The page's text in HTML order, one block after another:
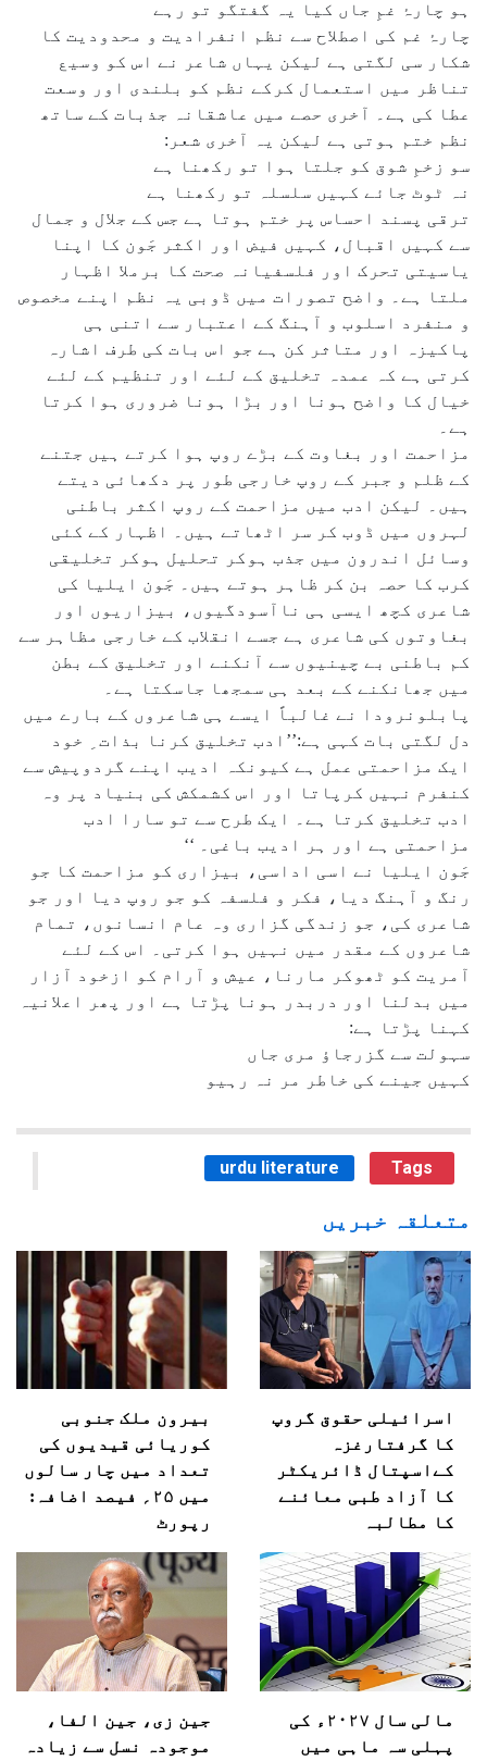
ہو چارۂ غمِ جاں کیا یہ گفتگو تو رہے
چارۂ غم کی اصطلاح سے نظم انفرادیت و محدودیت کا
شکار سی لگتی ہے لیکن یہاں شاعر نے اس کو وسیع
تناظر میں استعمال کرکے نظم کو بلندی اور وسعت
عطا کی ہے۔ آخری حصے میں عاشقانہ جذبات کے ساتھ
نظم ختم ہوتی ہے لیکن یہ آخری شعر:
سو زخمِ شوق کو جلتا ہوا تو رکھنا ہے
نہ ٹوٹ جائے کہیں سلسلہ تو رکھنا ہے
ترقی پسند احساس پر ختم ہوتا ہے جس کے جلال و جمال
سے کہیں اقبال، کہیں فیض اور اکثر جَون کا اپنا
یاسیتی تحرک اور فلسفیانہ صحت کا برملا اظہار
ملتا ہے۔ واضح تصورات میں ڈوبی یہ نظم اپنے مخصوص
و منفرد اسلوب و آہنگ کے اعتبار سے اتنی ہی
پاکیزہ اور متاثر کن ہے جو اس بات کی طرف اشارہ
کرتی ہے کہ عمدہ تخلیق کے لئے اور تنظیم کے لئے
خیال کا واضح ہونا اور بڑا ہونا ضروری ہوا کرتا
ہے۔
مزاحمت اور بغاوت کے بڑے روپ ہوا کرتے ہیں جتنے
کے ظلم و جبر کے روپ خارجی طور پر دکھائی دیتے
ہیں۔ لیکن ادب میں مزاحمت کے روپ اکثر باطنی
لہروں میں ڈوب کر سر اٹھاتے ہیں۔ اظہار کے کئی
وسائل اندرون میں جذب ہوکر تحلیل ہوکر تخلیقی
کرب کا حصہ بن کر ظاہر ہوتے ہیں۔ جَون ایلیا کی
شاعری کچھ ایسی ہی ناآسودگیوں، بیزاریوں اور
بغاوتوں کی شاعری ہے جسے انقلاب کے خارجی مظاہر سے
کم باطنی بے چینیوں سے آنکنے اور تخلیق کے بطن
میں جھانکنے کے بعد ہی سمجھا جاسکتا ہے۔
پابلونرودا نے غالباً ایسے ہی شاعروں کے بارے میں
دل لگتی بات کہی ہے:’’ادب تخلیق کرنا بذات ِ خود
ایک مزاحمتی عمل ہے کیونکہ ادیب اپنے گردوپیش سے
کنفرم نہیں کرپاتا اور اس کشمکش کی بنیاد پر وہ
ادب تخلیق کرتا ہے۔ ایک طرح سے تو سارا ادب
مزاحمتی ہے اور ہر ادیب باغی۔ ‘‘
جَون ایلیا نے اسی اداسی، بیزاری کو مزاحمت کا جو
رنگ و آہنگ دیا، فکر و فلسفہ کو جو روپ دیا اور جو
شاعری کی، جو زندگی گزاری وہ عام انسانوں، تمام
شاعروں کے مقدر میں نہیں ہوا کرتی۔ اس کے لئے
آمریت کو ٹھوکر مارنا، عیش و آرام کو ازخود آزار
میں بدلنا اور دربدر ہونا پڑتا ہے اور پھر اعلانیہ
کہنا پڑتا ہے:
سہولت سے گزرجاؤ مری جاں
کہیں جینے کی خاطر مر نہ رہیو
urdu literature Tags
متعلقہ خبریں
اسرائیلی حقوق گروپ
کا گرفتارغزہ
کےاسپتال ڈائریکٹر
کا آزاد طبی معائنے
کا مطالبہ
بیرون ملک جنوبی
کوریائی قیدیوں کی
تعداد میں چار سالوں
میں ۲۵؍ فیصد اضافہ:
رپورٹ
مالی سال ۲۰۲۷ء کی
پہلی سہ ماہی میں
جین زی، جین الفا،
موجودہ نسل سے زیادہ